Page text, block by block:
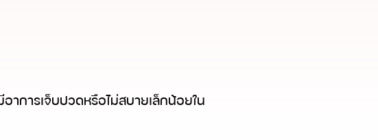
าการเจ็บปวดหรือไม่สบายเล็กน้อยใน